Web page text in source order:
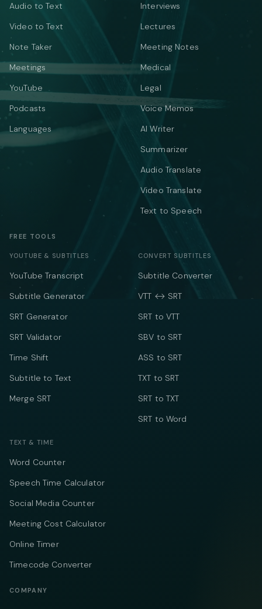
Audio to Text
Video to Text
Note Taker
Meetings
YouTube
Podcasts
Languages
Interviews
Lectures
Meeting Notes
Medical
Legal
Voice Memos
AI Writer
Summarizer
Audio Translate
Video Translate
Text to Speech
FREE TOOLS
YOUTUBE & SUBTITLES
YouTube Transcript
Subtitle Generator
SRT Generator
SRT Validator
Time Shift
Subtitle to Text
Merge SRT
CONVERT SUBTITLES
Subtitle Converter
VTT ↔ SRT
SRT to VTT
SBV to SRT
ASS to SRT
TXT to SRT
SRT to TXT
SRT to Word
TEXT & TIME
Word Counter
Speech Time Calculator
Social Media Counter
Meeting Cost Calculator
Online Timer
Timecode Converter
COMPANY